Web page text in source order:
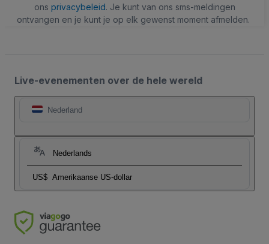
ons privacybeleid. Je kunt van ons sms-meldingen
ontvangen en je kunt je op elk gewenst moment afmelden.
Live-evenementen over de hele wereld
Nederland
Nederlands
US$ Amerikaanse US-dollar